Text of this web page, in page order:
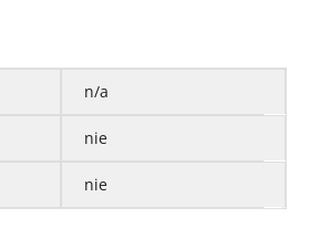
n/a
nie
nie